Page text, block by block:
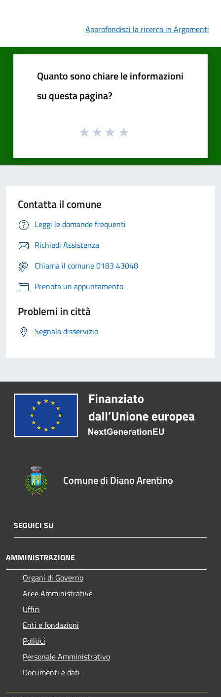
Approfondisci la ricerca in Argomenti
Quanto sono chiare le informazioni
su questa pagina?
Contatta il comune
Leggi le domande frequenti
Richiedi Assistenza
Chiama il comune 0183 43048
Prenota un appuntamento
Problemi in città
Segnala disservizio
Comune di Diano Arentino
SEGUICI SU
AMMINISTRAZIONE
Organi di Governo
Aree Amministrative
Uffici
Enti e fondazioni
Politici
Personale Amministrativo
Documenti e dati